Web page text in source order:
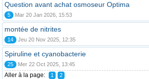
Question avant achat osmoseur Optima
5 Mar 20 Jan 2026, 15:53
montée de nitrites
14 Jeu 20 Nov 2025, 12:35
Spiruline et cyanobacterie
25 Mer 22 Oct 2025, 13:45
Aller à la page: 1 2